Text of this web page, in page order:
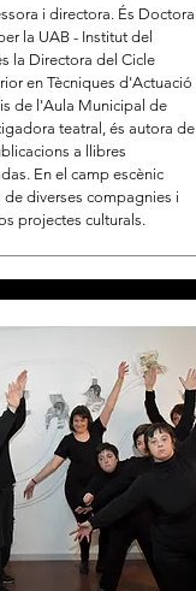
i directora. És Doctora
la UAB - Institut del
la Directora del Cicle
en Tècniques d'Actuació
de l'Aula Municipal de
teatral, és autora de
a llibres
En el camp escènic
diverses compagnies i
projectes culturals.